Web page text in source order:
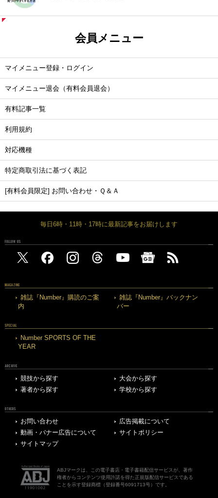
会員メニュー
マイメニュー登録・ログイン
マイメニュー退会（有料会員退会）
有料記事一覧
利用規約
対応機種
特定商取引法に基づく表記
[有料会員限定] お問い合わせ・Ｑ＆Ａ
毎日6時・11時・17時に最新記事をお届けします
FOLLOW US
MAGAZINE
雑誌『Number』購読のご案
内
雑誌『Number』バックナン
バー
SPECIAL
Number SPORTS OF THE
YEAR
ARCHIVE
競技から探す
大会から探す
著者から探す
学校から探す
OTHERS
お問い合わせ
広告掲載について
動画・バナー広告について
サイトポリシー
サイトマップ
ABJマークは、この電子書店・電子書籍配信サービスが、著作
権者からコンテンツ使用許諾を得た正規版配信サービスである
ことを示す登録商標（登録番号6091713号）です。